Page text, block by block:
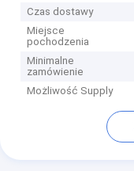
Czas dostawy
Miejsce
pochodzenia
Minimalne
zamówienie
Możliwość Supply